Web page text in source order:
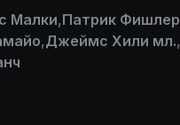
Малки,Патрик Фишлер
,Джеймс Хили мл.,